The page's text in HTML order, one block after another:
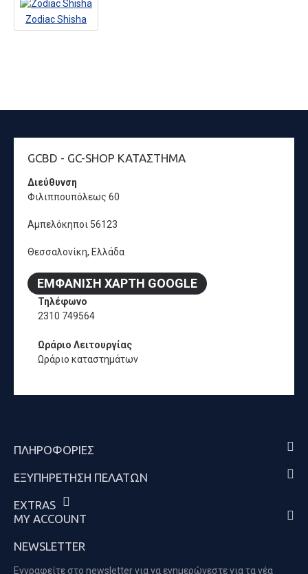
Zodiac Shisha
GCBD - GC-SHOP ΚΑΤΆΣΤΗΜΑ
Διεύθυνση
Φιλιππουπόλεως 60
Αμπελόκηποι 56123
Θεσσαλονίκη, Ελλάδα
ΕΜΦΆΝΙΣΗ ΧΆΡΤΗ GOOGLE
Τηλέφωνο
2310 749564
Ωράριο Λειτουργίας
Ωράριο καταστημάτων
ΠΛΗΡΟΦΟΡΊΕΣ
ΕΞΥΠΗΡΈΤΗΣΗ ΠΕΛΑΤΏΝ
EXTRAS
MY ACCOUNT
NEWSLETTER
Εγγραφείτε στο newsletter για να ενημερώνεστε για τα νέα